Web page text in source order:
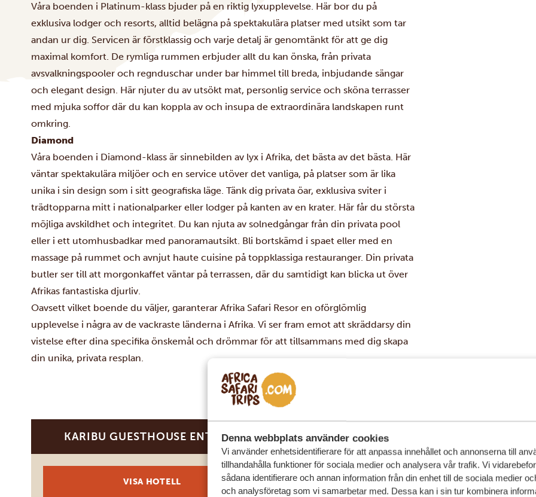
Denna webbplats använder cookies
Vi använder enhetsidentifierare för att anpassa innehållet och annonserna till
tillhandahålla funktioner för sociala medier och analysera vår trafik. Vi
sådana identifierare och annan information från din enhet till de sociala medier
och analysföretag som vi samarbetar med. Dessa kan i sin tur kombinera
Våra boenden i Platinum-klass bjuder på en riktig lyxupplevelse. Här bor du på
exklusiva lodger och resorts, alltid belägna på spektakulära platser med utsikt som tar
andan ur dig. Servicen är förstklassig och varje detalj är genomtänkt för att ge dig
maximal komfort. De rymliga rummen erbjuder allt du kan önska, från privata
avsvalkningspooler och regnduschar under bar himmel till breda, inbjudande sängar
och elegant design. Här njuter du av utsökt mat, personlig service och sköna terrasser
med mjuka soffor där du kan koppla av och insupa de extraordinära landskapen runt
omkring.
Diamond
Våra boenden i Diamond-klass är sinnebilden av lyx i Afrika, det bästa av det bästa. Här
väntar spektakulära miljöer och en service utöver det vanliga, på platser som är lika
unika i sin design som i sitt geografiska läge. Tänk dig privata öar, exklusiva sviter i
trädtopparna mitt i nationalparker eller lodger på kanten av en krater. Här får du största
möjliga avskildhet och integritet. Du kan njuta av solnedgångar från din privata pool
eller i ett utomhusbadkar med panoramautsikt. Bli bortskämd i spaet eller med en
massage på rummet och avnjut haute cuisine på toppklassiga restauranger. Din privata
butler ser till att morgonkaffet väntar på terrassen, där du samtidigt kan blicka ut över
Afrikas fantastiska djurliv.
Oavsett vilket boende du väljer, garanterar Afrika Safari Resor en oförglömlig
upplevelse i några av de vackraste länderna i Afrika. Vi ser fram emot att skräddarsy din
vistelse efter dina specifika önskemål och drömmar för att tillsammans med dig skapa
din unika, privata resplan.
SILVER
KARIBU GUESTHOUSE ENTEBBE
VISA HOTELL
THE BOMA HOTEL ENTEBBE
VISA HOTELL